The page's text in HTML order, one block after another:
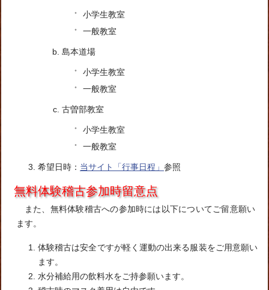
小学生教室
一般教室
島本道場
小学生教室
一般教室
古曽部教室
小学生教室
一般教室
希望日時： 当サイト「行事日程」 参照
無料体験稽古参加時留意点
また、無料体験稽古への参加時には以下についてご留意願い
ます。
体験稽古は安全ですが軽く運動の出来る服装をご用意願い
ます。
水分補給用の飲料水をご持参願います。